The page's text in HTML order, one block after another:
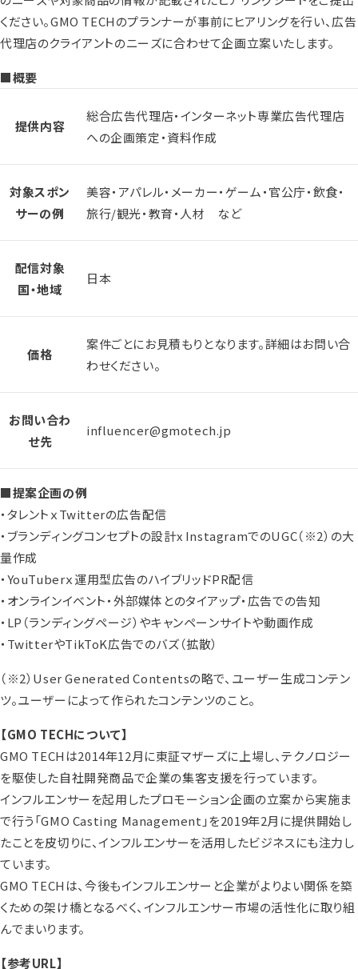
ください。GMO TECHのプランナーが事前にヒアリングを行い、広告
代理店のクライアントのニーズに合わせて企画立案いたします。
■概要
提供内容
総合広告代理店・インターネット専業広告代理店
への企画策定・資料作成
対象スポン
サーの例
美容・アパレル・メーカー・ゲーム・官公庁・飲食・
旅行/観光・教育・人材 など
配信対象
国・地域
日本
価格
案件ごとにお見積もりとなります。詳細はお問い合
わせください。
お問い合わ
せ先
influencer@gmotech.jp
■提案企画の例
・タレントｘTwitterの広告配信
・ブランディングコンセプトの設計x InstagramでのUGC（※2） の大
量作成
・YouTuberｘ運用型広告のハイブリッドPR配信
・オンラインイベント・外部媒体とのタイアップ・広告での告知
・LP（ランディングページ）やキャンペーンサイトや動画作成
・TwitterやTikToK広告でのバズ（拡散）
（※2）User Generated Contentsの略で、ユーザー生成コンテン
ツ。ユーザーによって作られたコンテンツのこと。
【GMO TECHについて】
GMO TECHは2014年12月に東証マザーズに上場し、テクノロジー
を駆使した自社開発商品で企業の集客支援を行っています。
インフルエンサーを起用したプロモーション企画の立案から実施ま
で行う「GMO Casting Management」を2019年2月に提供開始し
たことを皮切りに、インフルエンサーを活用したビジネスにも注力し
ています。
GMO TECHは、今後もインフルエンサーと企業がよりよい関係を築
くための架け橋となるべく、インフルエンサー市場の活性化に取り組
んでまいります。
【参考URL】